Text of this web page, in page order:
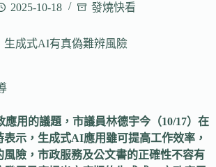
2025-10-18 發燒快看
生成式AI有真偽難辨風險
用的議題，市議員林德宇今（10/17）在
示，生成式AI應用雖可提高工作效率，
風險，市政服務及公文書的正確性不容有